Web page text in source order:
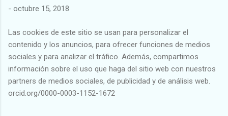
- octubre 15, 2018
Las cookies de este sitio se usan para personalizar el
contenido y los anuncios, para ofrecer funciones de medios
sociales y para analizar el tráfico. Además, compartimos
información sobre el uso que haga del sitio web con nuestros
partners de medios sociales, de publicidad y de análisis web.
orcid.org/0000-0003-1152-1672